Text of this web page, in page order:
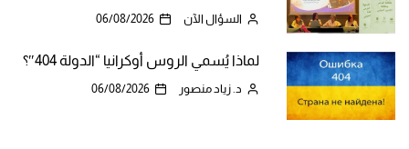
السؤال الآن 06/08/2026
لماذا يُسمي الروس أوكرانيا “الدولة 404″؟
د. زياد منصور 06/08/2026